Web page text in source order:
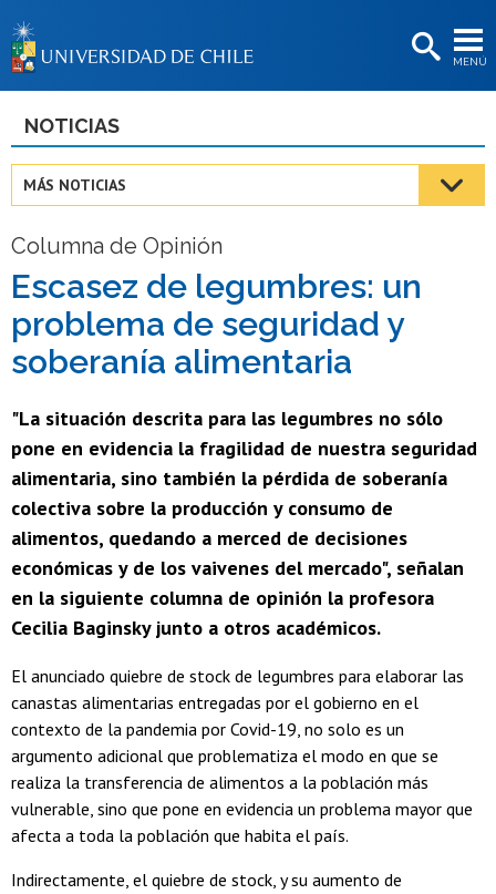
MENÚ
BIBLIOTECAS
Estudiantes
Académicas/os
Funcionarias/os
Egresadas/os
NOTICIAS
MÁS NOTICIAS
Columna de Opinión
Escasez de legumbres: un
problema de seguridad y
soberanía alimentaria
"La situación descrita para las legumbres no sólo
pone en evidencia la fragilidad de nuestra seguridad
alimentaria, sino también la pérdida de soberanía
colectiva sobre la producción y consumo de
alimentos, quedando a merced de decisiones
económicas y de los vaivenes del mercado", señalan
en la siguiente columna de opinión la profesora
Cecilia Baginsky junto a otros académicos.
El anunciado quiebre de stock de legumbres para elaborar las
canastas alimentarias entregadas por el gobierno en el
contexto de la pandemia por Covid-19, no solo es un
argumento adicional que problematiza el modo en que se
realiza la transferencia de alimentos a la población más
vulnerable, sino que pone en evidencia un problema mayor que
afecta a toda la población que habita el país.
Indirectamente, el quiebre de stock, y su aumento de